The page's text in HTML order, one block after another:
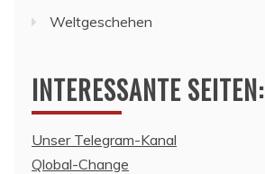
Weltgeschehen
INTERESSANTE SEITEN:
Unser Telegram-Kanal
Qlobal-Change